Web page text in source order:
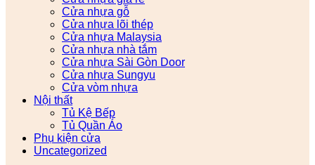
Cửa nhựa gỗ
Cửa nhựa lõi thép
Cửa nhựa Malaysia
Cửa nhựa nhà tắm
Cửa nhựa Sài Gòn Door
Cửa nhựa Sungyu
Cửa vòm nhựa
Nội thất
Tủ Kệ Bếp
Tủ Quần Áo
Phụ kiện cửa
Uncategorized